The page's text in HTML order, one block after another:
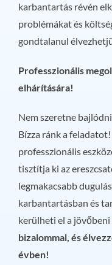
karbantartás révén
problémákat és
gondtalanul
Professzionális
elhárítására!
Nem szeretne
Bízza ránk a
professzionális
tisztítja ki az
legmakacsabb
karbantartásban és
kerülheti el a
bizalommal, és
évben!